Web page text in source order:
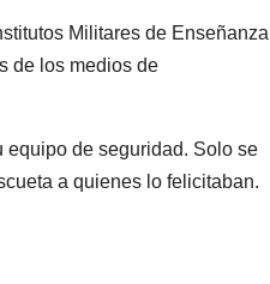
Militares de Enseñanza
de los medios de
equipo de seguridad. Solo se
a quienes lo felicitaban.